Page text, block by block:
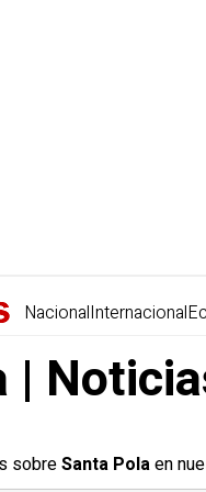
NacionalInternacional
|
sobreSanta Polaen